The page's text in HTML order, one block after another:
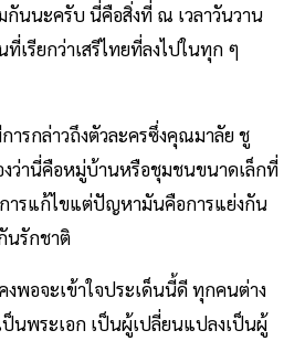
กันนะครับ นี่คือสิ่งที่ ณ เวลาวันวาน
เรียกว่าเสรีไทยที่ลงไปในทุก ๆ
การกล่าวถึงตัวละครซึ่งคุณมาลัย ชู
ว่านี่คือหมู่บ้านหรือชุมชนขนาดเล็กที่
ารแก้ไขแต่ปัญหามันคือการแย่งกัน
นรักชาติ
งพอจะเข้าใจประเด็นนี้ดี ทุกคนต่าง
ป็นพระเอก เป็นผู้เปลี่ยนแปลงเป็นผู้